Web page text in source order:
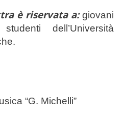
è riservata a:giovani
dell’Università
“G. Michelli”